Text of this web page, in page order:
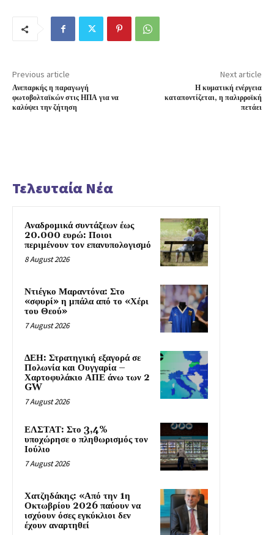
Previous article
Ανεπαρκής η παραγωγή
φωτοβολταϊκών στις ΗΠΑ για να
καλύψει την ζήτηση
Next article
Η κυματική ενέργεια
καταποντίζεται, η παλιρροϊκή
πετάει
Τελευταία Νέα
Αναδρομικά συντάξεων έως
20.000 ευρώ: Ποιοι
περιμένουν τον επανυπολογισμό
8 August 2026
Ντιέγκο Μαραντόνα: Στο
«σφυρί» η μπάλα από το «Χέρι
του Θεού»
7 August 2026
ΔΕΗ: Στρατηγική εξαγορά σε
Πολωνία και Ουγγαρία –
Χαρτοφυλάκιο ΑΠΕ άνω των 2
GW
7 August 2026
ΕΛΣΤΑΤ: Στο 3,4%
υποχώρησε ο πληθωρισμός τον
Ιούλιο
7 August 2026
Χατζηδάκης: «Από την 1η
Οκτωβρίου 2026 παύουν να
ισχύουν όσες εγκύκλιοι δεν
έχουν αναρτηθεί